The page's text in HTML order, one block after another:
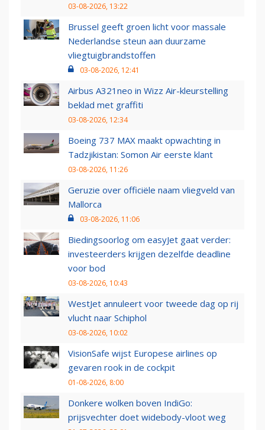
03-08-2026, 13:22
Brussel geeft groen licht voor massale
Nederlandse steun aan duurzame
vliegtuigbrandstoffen
03-08-2026, 12:41
Airbus A321neo in Wizz Air-kleurstelling
beklad met graffiti
03-08-2026, 12:34
Boeing 737 MAX maakt opwachting in
Tadzjikistan: Somon Air eerste klant
03-08-2026, 11:26
Geruzie over officiële naam vliegveld van
Mallorca
03-08-2026, 11:06
Biedingsoorlog om easyJet gaat verder:
investeerders krijgen dezelfde deadline
voor bod
03-08-2026, 10:43
WestJet annuleert voor tweede dag op rij
vlucht naar Schiphol
03-08-2026, 10:02
VisionSafe wijst Europese airlines op
gevaren rook in de cockpit
01-08-2026, 8:00
Donkere wolken boven IndiGo:
prijsvechter doet widebody-vloot weg